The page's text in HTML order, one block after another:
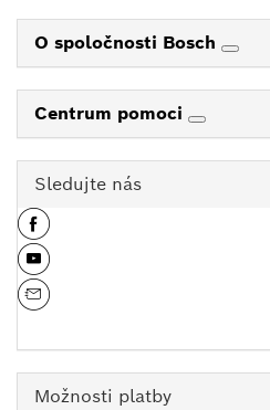
O spoločnosti Bosch
Centrum pomoci
Sledujte nás
Možnosti platby